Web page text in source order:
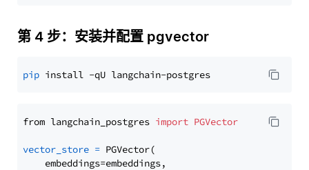
第 4 步：安装并配置 pgvector
pip
from langchain_postgres import PGVector
vector_store = PGVector(
    embeddings=embeddings,